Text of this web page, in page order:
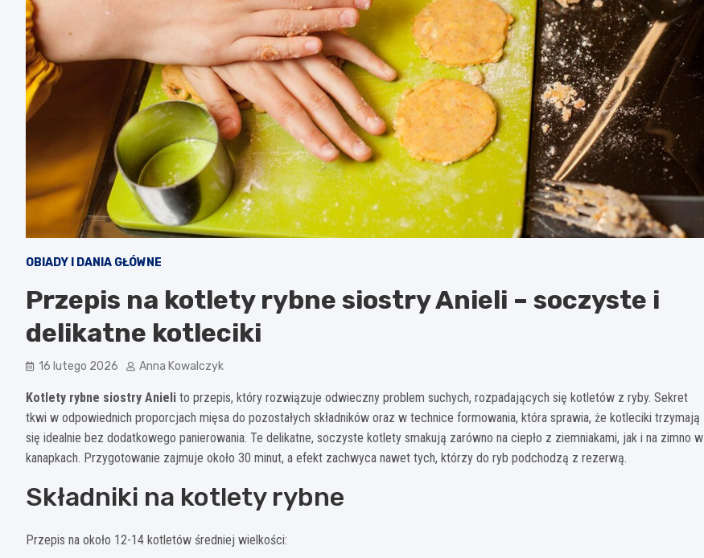
OBIADY I DANIA GŁÓWNE
Przepis na kotlety rybne siostry Anieli – soczyste i
delikatne kotleciki
16 lutego 2026 Anna Kowalczyk
Kotlety rybne siostry Anieli to przepis, który rozwiązuje odwieczny problem suchych, rozpadających się kotletów z ryby. Sekret
tkwi w odpowiednich proporcjach mięsa do pozostałych składników oraz w technice formowania, która sprawia, że kotleciki trzymają
się idealnie bez dodatkowego panierowania. Te delikatne, soczyste kotlety smakują zarówno na ciepło z ziemniakami, jak i na zimno w
kanapkach. Przygotowanie zajmuje około 30 minut, a efekt zachwyca nawet tych, którzy do ryb podchodzą z rezerwą.
Składniki na kotlety rybne
Przepis na około 12-14 kotletów średniej wielkości: